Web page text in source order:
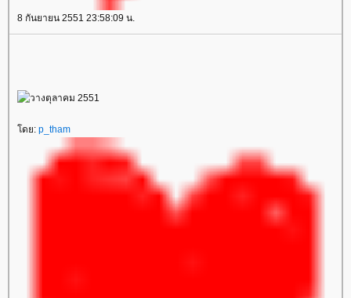
8 กันยายน 2551 23:58:09 น.
ดย: p_tham